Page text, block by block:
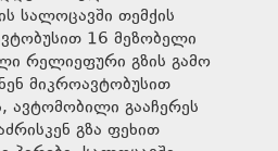
სალოცავში თემქის
16 მეზობელი
რელიეფური გზის გამო
მიკროავტობუსით
ავტომობილი გააჩერეს
გზა ფეხით